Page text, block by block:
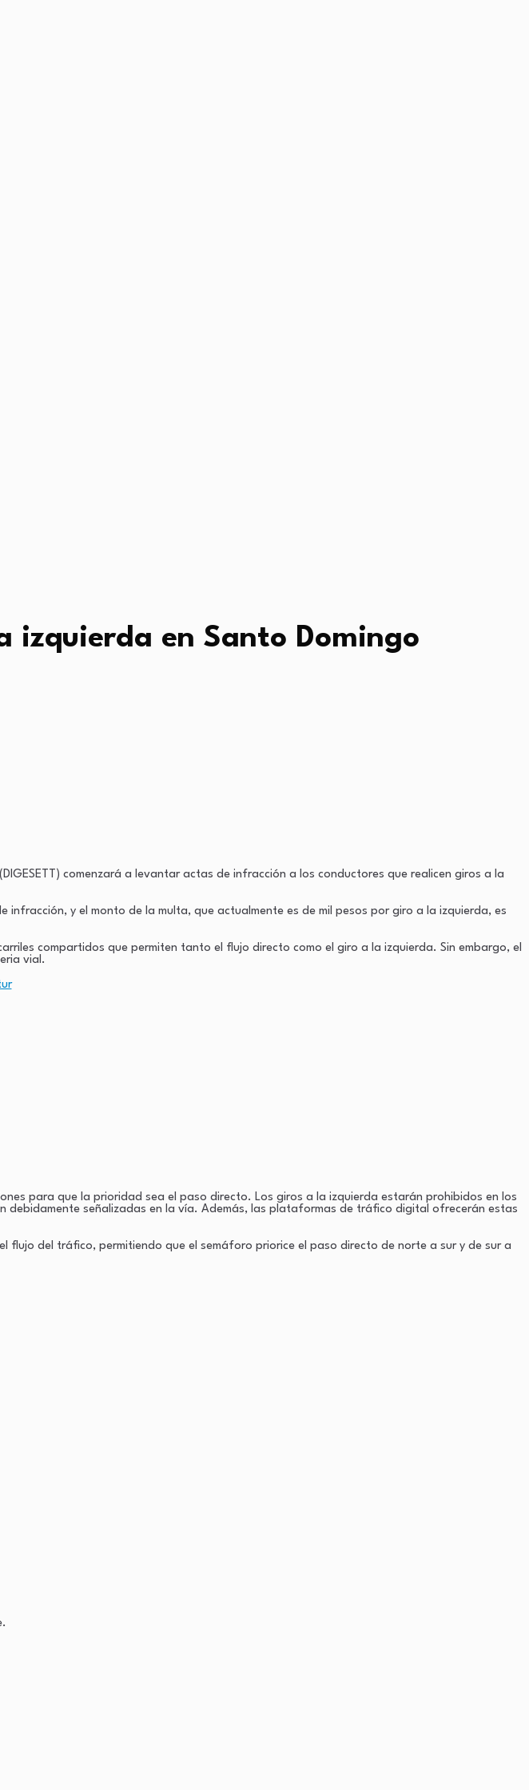
izquierda en Santo Domingo
comenzará a levantar actas de infracción a los conductores que realicen giros a la
infracción, y el monto de la multa, que actualmente es de mil pesos por giro a la izquierda, es
compartidos que permiten tanto el flujo directo como el giro a la izquierda. Sin embargo, el
vial.
para que la prioridad sea el paso directo. Los giros a la izquierda estarán prohibidos en los
señalizadas en la vía. Además, las plataformas de tráfico digital ofrecerán estas
flujo del tráfico, permitiendo que el semáforo priorice el paso directo de norte a sur y de sur a